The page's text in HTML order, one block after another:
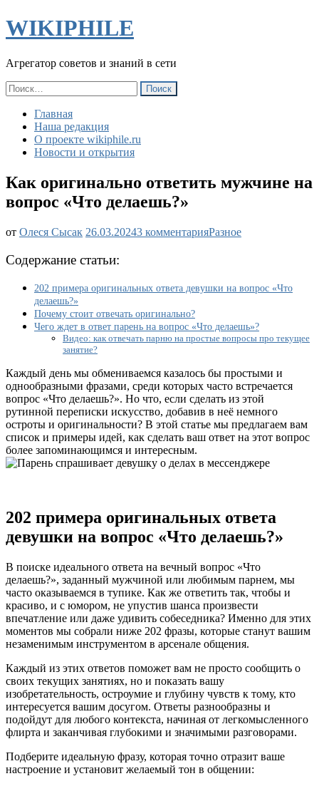
WIKIPHILE
Агрегатор советов и знаний в сети
Найти:
Главная
Наша редакция
О проекте wikiphile.ru
Новости и открытия
Как оригинально ответить мужчине на
вопрос «Что делаешь?»
от Олеся Сысак 26.03.20243 комментарияк
мужчине
«Что
делаешь?»
Разное
Содержание статьи:
202 примера оригинальных ответа девушки на вопрос «Что
делаешь?»
Почему стоит отвечать оригинально?
Чего ждет в ответ парень на вопрос «Что делаешь»?
Видео: как отвечать парню на простые вопросы про текущее
занятие?
Каждый день мы обмениваемся казалось бы простыми и
однообразными фразами, среди которых часто встречается
вопрос «Что делаешь?». Но что, если сделать из этой
рутинной переписки искусство, добавив в неё немного
остроты и оригинальности? В этой статье мы предлагаем вам
список и примеры идей, как сделать ваш ответ на этот вопрос
более запоминающимся и интересным.
202 примера оригинальных ответа
девушки на вопрос «Что делаешь?»
В поиске идеального ответа на вечный вопрос «Что
делаешь?», заданный мужчиной или любимым парнем, мы
часто оказываемся в тупике. Как же ответить так, чтобы и
красиво, и с юмором, не упустив шанса произвести
впечатление или даже удивить собеседника? Именно для этих
моментов мы собрали ниже 202 фразы, которые станут вашим
незаменимым инструментом в арсенале общения.
Каждый из этих ответов поможет вам не просто сообщить о
своих текущих занятиях, но и показать вашу
изобретательность, остроумие и глубину чувств к тому, кто
интересуется вашим досугом. Ответы разнообразны и
подойдут для любого контекста, начиная от легкомысленного
флирта и заканчивая глубокими и значимыми разговорами.
Подберите идеальную фразу, которая точно отразит ваше
настроение и установит желаемый тон в общении: